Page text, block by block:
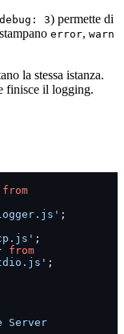
debug: 3) permette di
error, warn
la stessa istanza.
finisce il logging.
from
;
;
from
;
Server